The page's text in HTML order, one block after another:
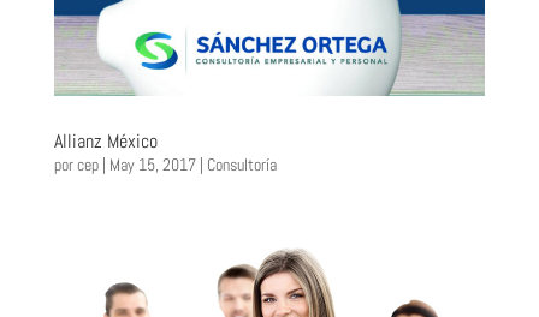
Allianz México
porcep| May 15, 2017| Consultoría